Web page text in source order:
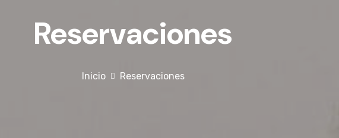
Reservaciones
Inicio Reservaciones